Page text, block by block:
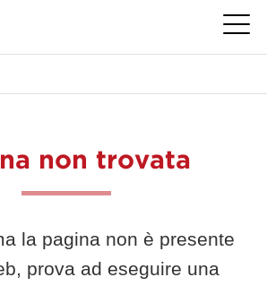
non trovata
la pagina non è presente
prova ad eseguire una